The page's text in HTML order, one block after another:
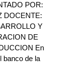
POR:
DOCENTE:
Y
DE
En
banco de la